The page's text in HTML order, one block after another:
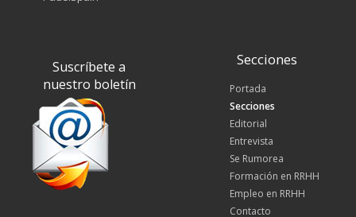
Suscríbete a
nuestro boletín
Secciones
Portada
Secciones
Editorial
Entrevista
Se Rumorea
Formación en RRHH
Empleo en RRHH
Contacto